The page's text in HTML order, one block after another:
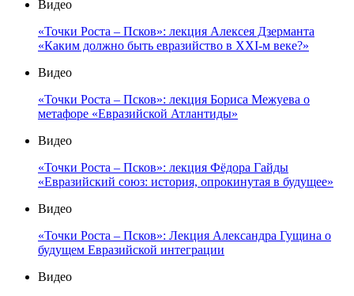
Видео
«Точки Роста – Псков»: лекция Алексея Дзерманта
«Каким должно быть евразийство в XXI-м веке?»
Видео
«Точки Роста – Псков»: лекция Бориса Межуева о
метафоре «Евразийской Атлантиды»
Видео
«Точки Роста – Псков»: лекция Фёдора Гайды
«Евразийский союз: история, опрокинутая в будущее»
Видео
«Точки Роста – Псков»: Лекция Александра Гущина о
будущем Евразийской интеграции
Видео